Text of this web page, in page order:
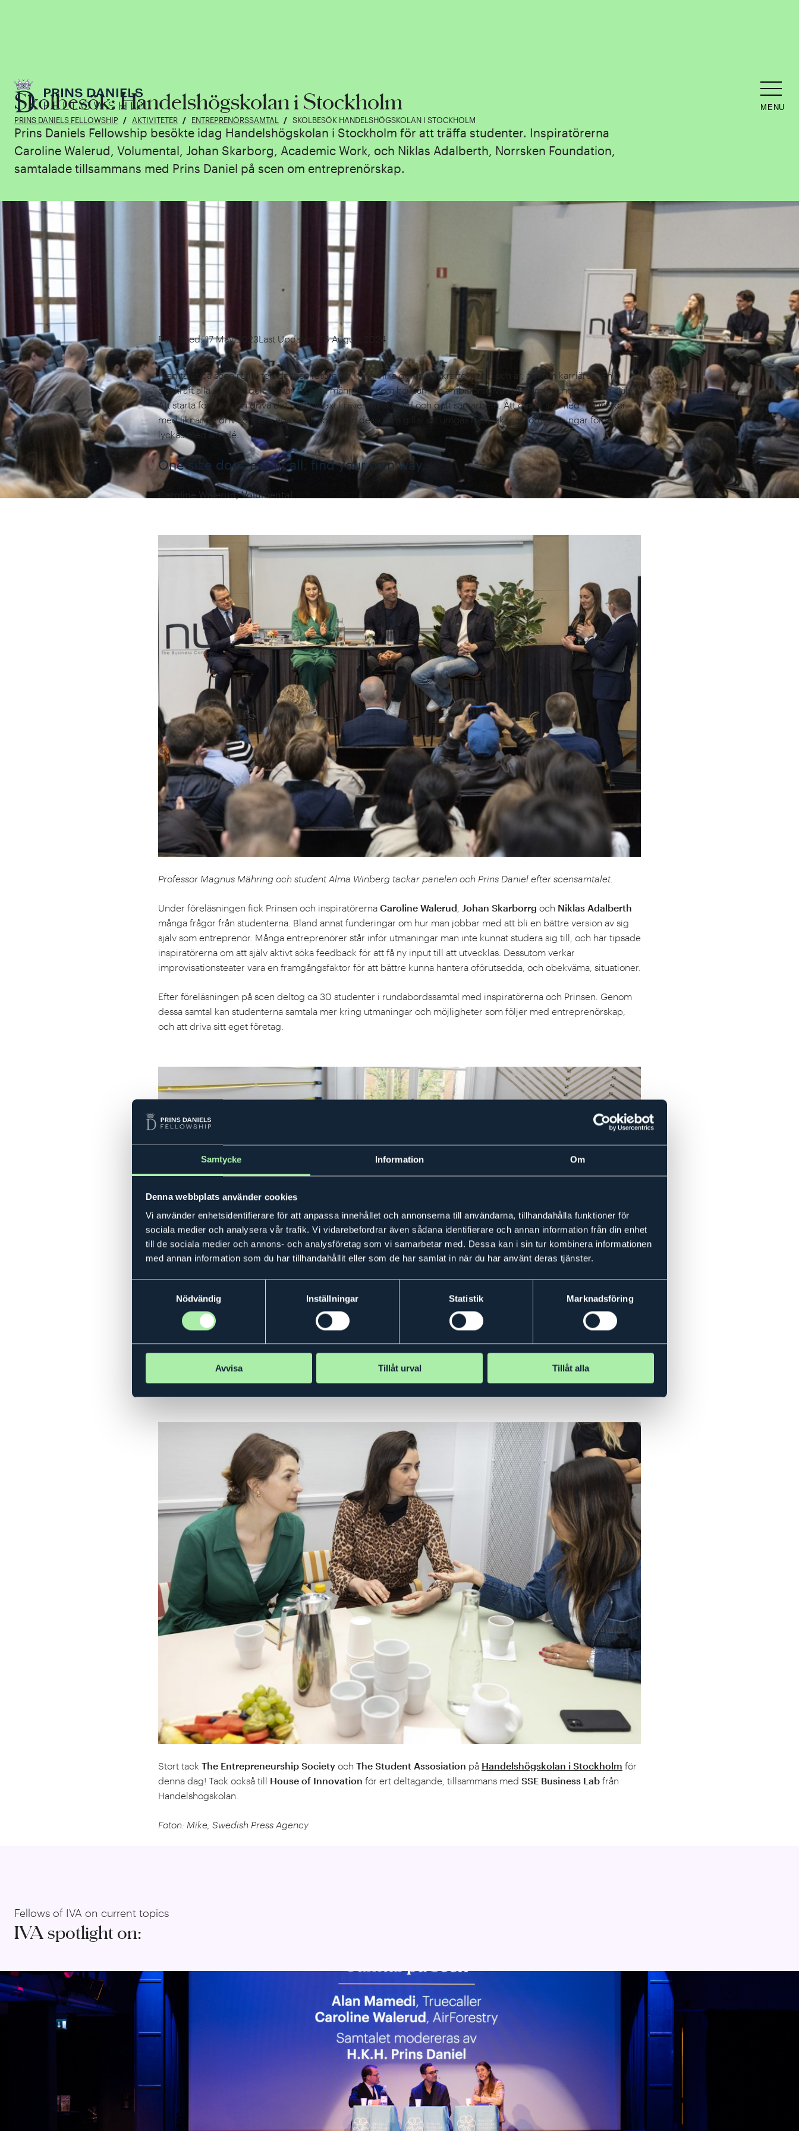
Samtycke Information Om
Denna webbplats använder cookies
Vi använder enhetsidentifierare för att anpassa innehållet och annonserna till användarna, tillhandahålla funktioner för
sociala medier och analysera vår trafik. Vi vidarebefordrar även sådana identifierare och annan information från din enhet
till de sociala medier och annons- och analysföretag som vi samarbetar med. Dessa kan i sin tur kombinera informationen
med annan information som du har tillhandahållit eller som de har samlat in när du har använt deras tjänster.
Nödvändig
Inställningar Statistik Marknadsföring
Avvisa Tillåt urval Tillåt alla
PRINS DANIELS FELLOWSHIP AKTIVITETER ENTREPRENÖRSSAMTAL SKOLBESÖK HANDELSHÖGSKOLAN I STOCKHOLM
MENU
Skolbesök: Handelshögskolan i Stockholm
Prins Daniels Fellowship besökte idag Handelshögskolan i Stockholm för att träffa studenter. Inspiratörerna
Caroline Walerud, Volumental, Johan Skarborg, Academic Work, och Niklas Adalberth, Norrsken Foundation,
samtalade tillsammans med Prins Daniel på scen om entreprenörskap.
Published: 17 May 2023Last Updated: 16 August 2024
I samtalet på scen reflekterade inspiratörerna kring vilka deras drivkrafter varit, och är, genom karriären. En
drivkraft alla på scen delade var att hitta människor som har samma ambitionsnivå i sitt företagande som en själv.
Att starta företag och driva det mot tillväxt kräver mycket tid och gott samarbete. Att omge sig med människor
med liknande driv som ens eget, och som man dessutom gillar att umgås med, skapar förutsättningar för att
lyckas med sin idé.
One size does not fit all, find your own way.
Caroline Walerud, Volumental
Professor Magnus Mähring och student Alma Winberg tackar panelen och Prins Daniel efter scensamtalet.
Under föreläsningen fick Prinsen och inspiratörerna Caroline Walerud Johan Skarborrg och Niklas Adalberth
många frågor från studenterna. Bland annat funderingar om hur man jobbar med att bli en bättre version av sig
själv som entreprenör. Många entreprenörer står inför utmaningar man inte kunnat studera sig till, och här tipsade
inspiratörerna om att själv aktivt söka feedback för att få ny input till att utvecklas. Dessutom verkar
improvisationsteater vara en framgångsfaktor för att bättre kunna hantera oförutsedda, och obekväma, situationer.
Efter föreläsningen på scen deltog ca 30 studenter i rundabordssamtal med inspiratörerna och Prinsen. Genom
dessa samtal kan studenterna samtala mer kring utmaningar och möjligheter som följer med entreprenörskap,
och att driva sitt eget företag.
Stort tack The Entrepreneurship Society och The Student Assosiation på Handelshögskolan i Stockholm för
denna dag! Tack också till House of Innovation för ert deltagande, tillsammans med SSE Business Lab från
Handelshögskolan.
Foton: Mike, Swedish Press Agency
Fellows of IVA on current topics
IVA spotlight on: